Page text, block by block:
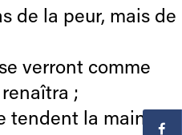
de la peur, mais de
verront comme
;
tendent la main,